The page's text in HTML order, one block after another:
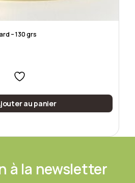
– 130 grs
au panier
à la newsletter